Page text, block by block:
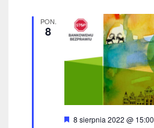
o
n
e
PON.
8
W
8 sierpnia 2022 @ 15:00